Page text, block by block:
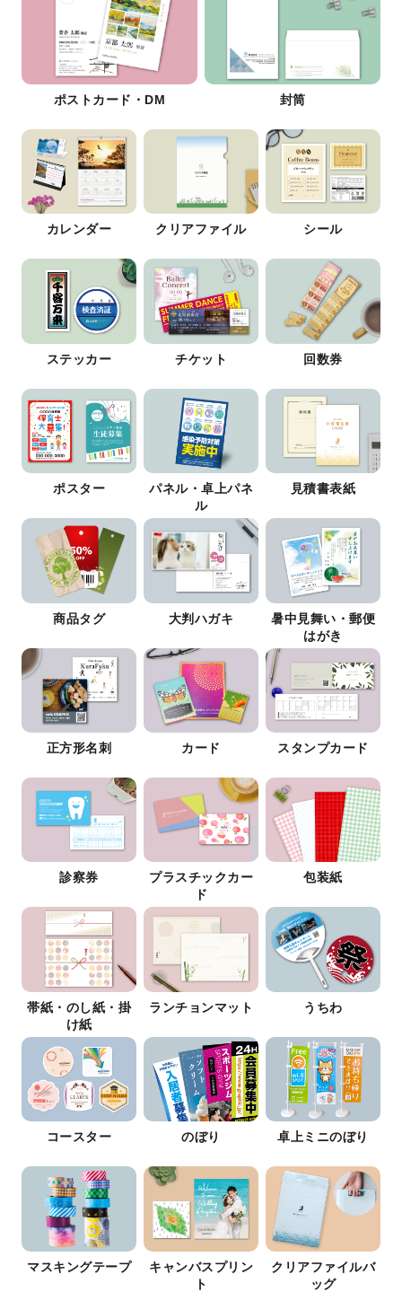
ポストカード・DM 封筒
カレンダー クリアファイル シール
ステッカー チケット 回数券
ポスター
パネル・卓上パネ
ル
見積書表紙
商品タグ 大判ハガキ
暑中見舞い・郵便
はがき
正方形名刺 カード スタンプカード
診察券
プラスチックカー
ド
包装紙
帯紙・のし紙・掛
け紙
ランチョンマット うちわ
コースター のぼり 卓上ミニのぼり
マスキングテープ
キャンバスプリン
ト
クリアファイルバ
ッグ